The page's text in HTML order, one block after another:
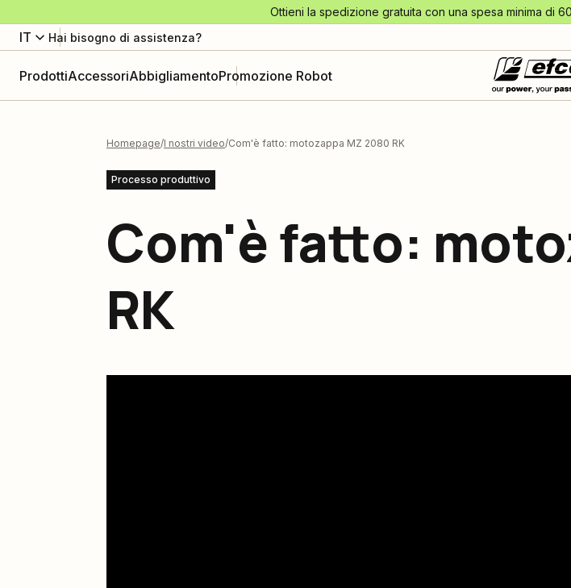
Ottieni la spedizione gratuita con una spesa minima di
IT Hai bisogno di assistenza?
ProdottiAccessoriAbbigliamentoPromozione Robot
Homepage I nostri video Com'è fatto: motozappa MZ 2080 RK
Processo produttivo
Com'è fatto:
RK